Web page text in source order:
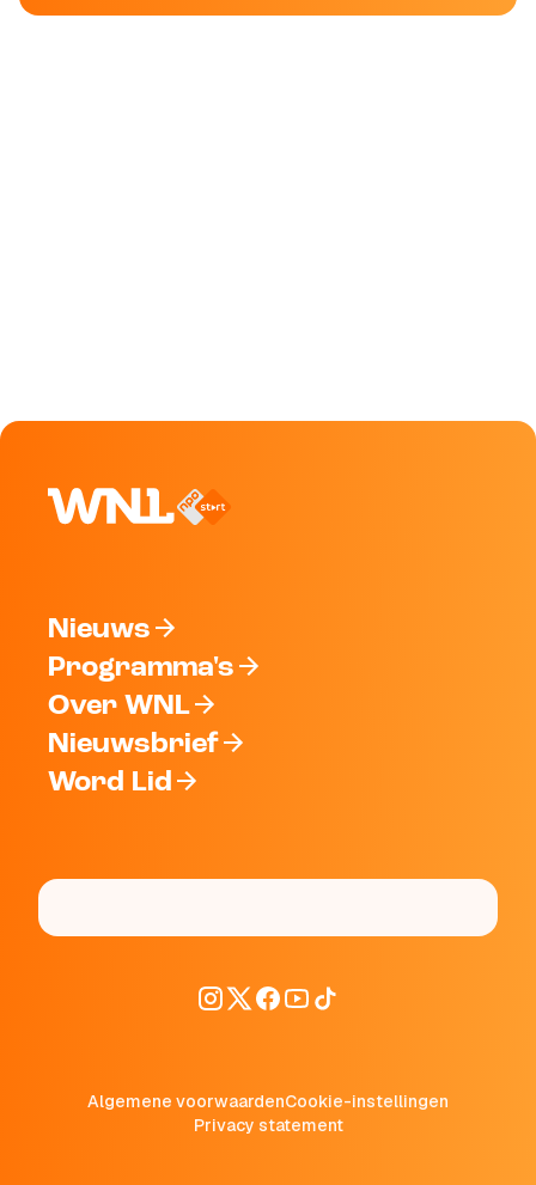
Nieuws
Programma's
Over WNL
Nieuwsbrief
Word Lid
Algemene voorwaardenCookie-instellingen
Privacy statement